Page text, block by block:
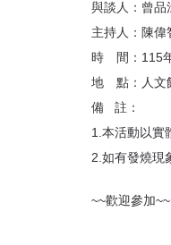
與談人：曾品
主持人：陳偉
時 間：115
地 點：人文
備 註：
1.本活動以實
2.如有發燒現
~~歡迎參加~~